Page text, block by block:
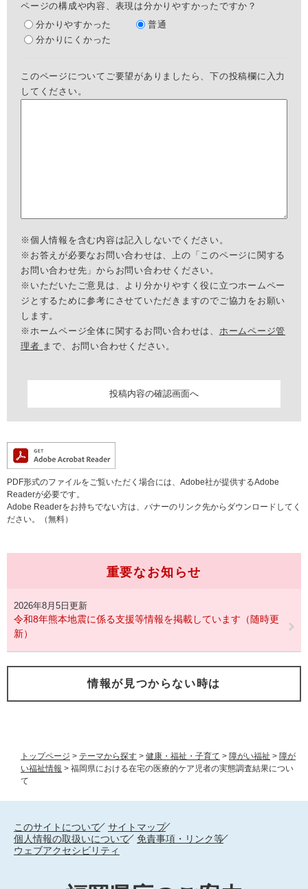
トップページ > テーマから探す > 健康・福祉・子育て > 障がい福祉 > 障が
い福祉情報 > 福岡県における在宅の医療的ケア児者の実態調査結果につい
て
ページの構成や内容、表現は分かりやすかったですか？
分かりやすかった
普通
分かりにくかった
このページについてご要望がありましたら、下の投稿欄に入力
してください。
※個人情報を含む内容は記入しないでください。
※お答えが必要なお問い合わせは、上の「このページに関する
お問い合わせ先」からお問い合わせください。
※いただいたご意見は、より分かりやすく役に立つホームペー
ジとするために参考にさせていただきますのでご協力をお願い
します。
※ホームページ全体に関するお問い合わせは、 ホームページ管
理者 まで、お問い合わせください。
PDF形式のファイルをご覧いただく場合には、Adobe社が提供するAdobe
Readerが必要です。
Adobe Readerをお持ちでない方は、バナーのリンク先からダウンロードしてく
ださい。（無料）
重要なお知らせ
2026年8月5日更新
令和8年熊本地震に係る支援等情報を掲載しています（随時更
新）
情報が見つからない時は
このサイトについて
サイトマップ
個人情報の取扱いについて
免責事項・リンク等
ウェブアクセシビリティ